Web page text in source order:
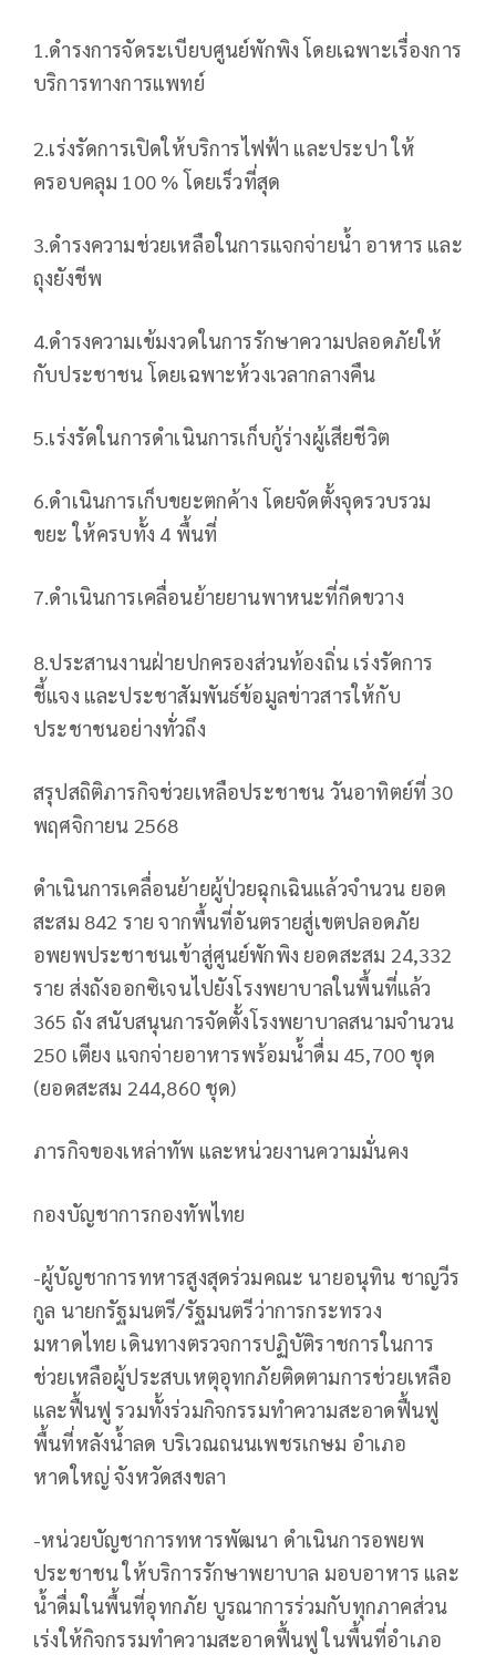
1.ดำรงการจัดระเบียบศูนย์พักพิง โดยเฉพาะเรื่องการ
บริการทางการแพทย์
2.เร่งรัดการเปิดให้บริการไฟฟ้า และประปา ให้
ครอบคลุม 100 % โดยเร็วที่สุด
3.ดำรงความช่วยเหลือในการแจกจ่ายน้ำ อาหาร และ
ถุงยังชีพ
4.ดำรงความเข้มงวดในการรักษาความปลอดภัยให้
กับประชาชน โดยเฉพาะห้วงเวลากลางคืน
5.เร่งรัดในการดำเนินการเก็บกู้ร่างผู้เสียชีวิต
6.ดำเนินการเก็บขยะตกค้าง โดยจัดตั้งจุดรวบรวม
ขยะ ให้ครบทั้ง 4 พื้นที่
7.ดำเนินการเคลื่อนย้ายยานพาหนะที่กีดขวาง
8.ประสานงานฝ่ายปกครองส่วนท้องถิ่น เร่งรัดการ
ชี้แจง และประชาสัมพันธ์ข้อมูลข่าวสารให้กับ
ประชาชนอย่างทั่วถึง
สรุปสถิติภารกิจช่วยเหลือประชาชน วันอาทิตย์ที่ 30
พฤศจิกายน 2568
ดำเนินการเคลื่อนย้ายผู้ป่วยฉุกเฉินแล้วจำนวน ยอด
สะสม 842 ราย จากพื้นที่อันตรายสู่เขตปลอดภัย
อพยพประชาชนเข้าสู่ศูนย์พักพิง ยอดสะสม 24,332
ราย ส่งถังออกซิเจนไปยังโรงพยาบาลในพื้นที่แล้ว
365 ถัง สนับสนุนการจัดตั้งโรงพยาบาลสนามจำนวน
250 เตียง แจกจ่ายอาหารพร้อมน้ำดื่ม 45,700 ชุด
(ยอดสะสม 244,860 ชุด)
ภารกิจของเหล่าทัพ และหน่วยงานความมั่นคง
กองบัญชาการกองทัพไทย
-ผู้บัญชาการทหารสูงสุดร่วมคณะ นายอนุทิน ชาญวีร
กูล นายกรัฐมนตรี/รัฐมนตรีว่าการกระทรวง
มหาดไทย เดินทางตรวจการปฏิบัติราชการในการ
ช่วยเหลือผู้ประสบเหตุอุทกภัยติดตามการช่วยเหลือ
และฟื้นฟู รวมทั้งร่วมกิจกรรมทำความสะอาดฟื้นฟู
พื้นที่หลังน้ำลด บริเวณถนนเพชรเกษม อำเภอ
หาดใหญ่ จังหวัดสงขลา
-หน่วยบัญชาการทหารพัฒนา ดำเนินการอพยพ
ประชาชน ให้บริการรักษาพยาบาล มอบอาหาร และ
น้ำดื่มในพื้นที่อุทกภัย บูรณาการร่วมกับทุกภาคส่วน
เร่งให้กิจกรรมทำความสะอาดฟื้นฟู ในพื้นที่อำเภอ